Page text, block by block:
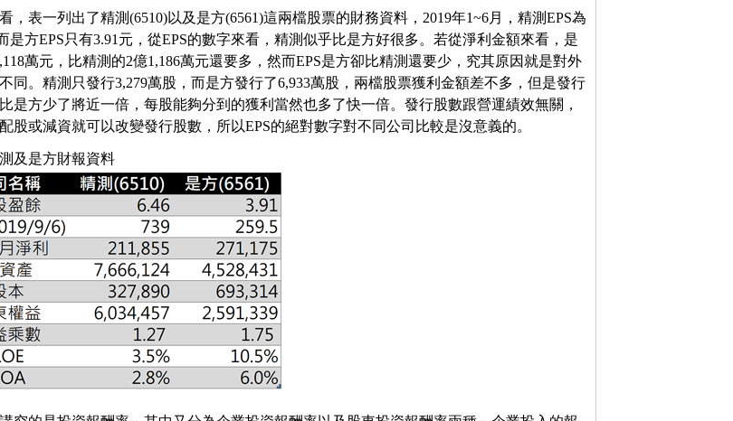
，表一列出了精測(6510)以及是方(6561)這兩檔股票的財務資料，2019年1~6月，精測EPS為
是方EPS只有3.91元，從EPS的數字來看，精測似乎比是方好很多。若從淨利金額來看，是
萬元，比精測的2億1,186萬元還要多，然而EPS是方卻比精測還要少，究其原因就是對外
同。精測只發行3,279萬股，而是方發行了6,933萬股，兩檔股票獲利金額差不多，但是發行
是方少了將近一倍，每股能夠分到的獲利當然也多了快一倍。發行股數跟營運績效無關，
股或減資就可以改變發行股數，所以EPS的絕對數字對不同公司比較是沒意義的。
及是方財報資料